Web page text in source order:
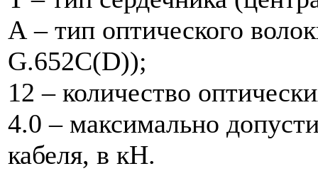
А – тип оптического
G.652С(D));
12 – количество
4.0 – максимально
кабеля, в кН.